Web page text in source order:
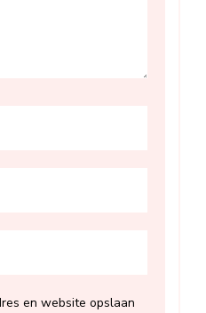
en website opslaan